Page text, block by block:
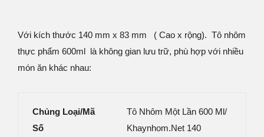
Với kích thước 140 mm x 83 mm ( Cao x rộng). Tô nhôm
thực phẩm 600ml là không gian lưu trữ, phù hợp với nhiều
món ăn khác nhau:
Chủng Loại/mã
Số
Tô Nhôm Một Lần 600 Ml/
Khaynhom.net 140